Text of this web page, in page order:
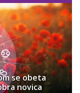
se obeta
novica